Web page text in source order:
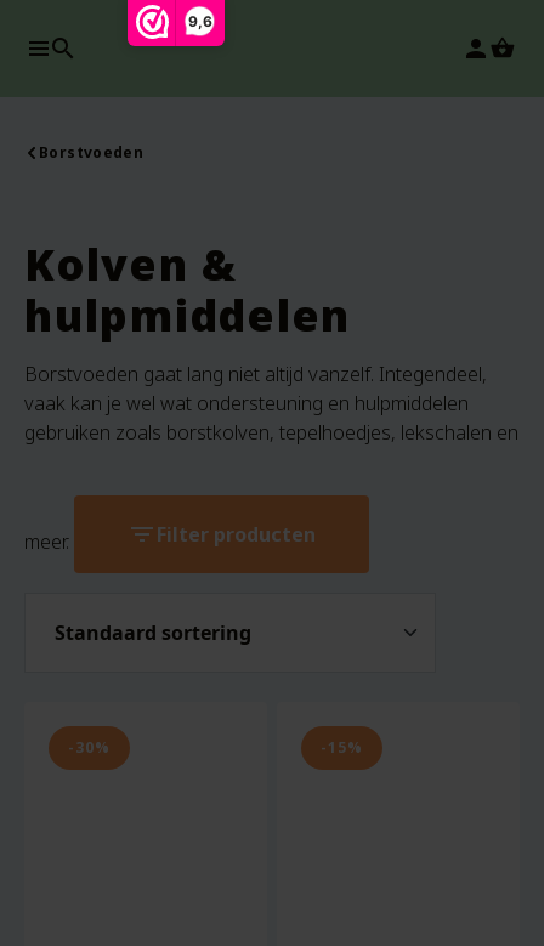
9,6
search person
Borstvoeden
Kolven &
hulpmiddelen
Borstvoeden gaat lang niet altijd vanzelf. Integendeel,
vaak kan je wel wat ondersteuning en hulpmiddelen
gebruiken zoals borstkolven, tepelhoedjes, lekschalen en
meer. filter_listFilter producten
-30% -15%